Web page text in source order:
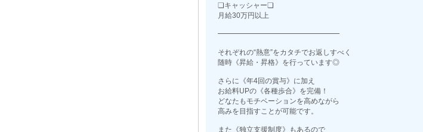
❏キャッシャー❏
月給30万円以上
━━━━━━━━━━━━━━━━━
それぞれの“熱意”をカタチでお返しすべく
随時《昇給・昇格》を行っています◎
さらに《年4回の賞与》に加え
お給料UPの《各種歩合》を完備！
どなたもモチベーションを高めながら
高みを目指すことが可能です。
また《独立支援制度》もあるので